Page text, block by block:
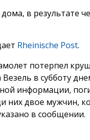
в результате
Rheinische Post.
потерпел
в субботу
информации,
них двое мужчин,
в сообщении.